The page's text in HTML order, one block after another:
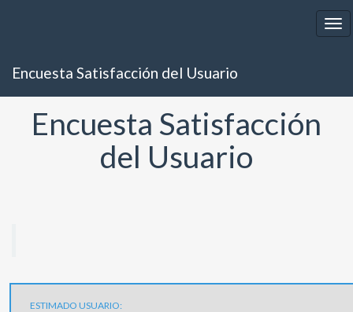
Encuesta Satisfacción del Usuario
Encuesta Satisfacción
del Usuario
ESTIMADO USUARIO: